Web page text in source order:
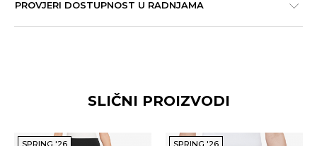
PROVJERI DOSTUPNOST U RADNJAMA
SLIČNI PROIZVODI
SPRING '26 SPRING '26